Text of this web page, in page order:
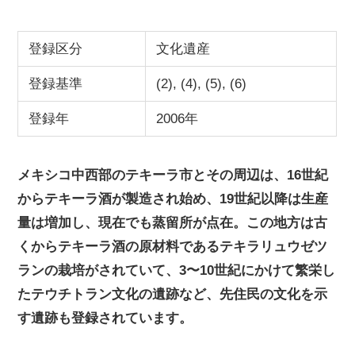
登録区分 文化遺産
登録基準 (2), (4), (5), (6)
登録年 2006年
メキシコ中西部のテキーラ市とその周辺は、16世紀
からテキーラ酒が製造され始め、19世紀以降は生産
量は増加し、現在でも蒸留所が点在。この地方は古
くからテキーラ酒の原材料であるテキラリュウゼツ
ランの栽培がされていて、3〜10世紀にかけて繁栄し
たテウチトラン文化の遺跡など、先住民の文化を示
す遺跡も登録されています。